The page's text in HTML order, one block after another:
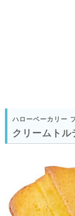
ハローベーカリー
クリームトル